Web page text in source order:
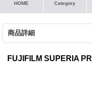
HOME Category
商品詳細
FUJIFILM SUPERIA